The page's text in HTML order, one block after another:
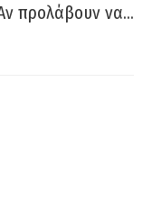
προλάβουν να…